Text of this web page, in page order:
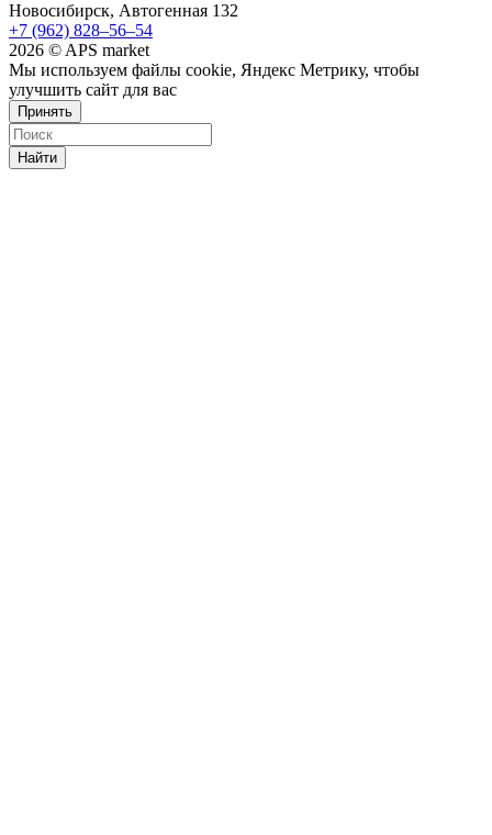
Новосибирск, Автогенная 132
+7 (962) 828‒56‒54
2026 © APS market
Мы используем файлы cookie, Яндекс Метрику, чтобы
улучшить сайт для вас
Принять
Найти